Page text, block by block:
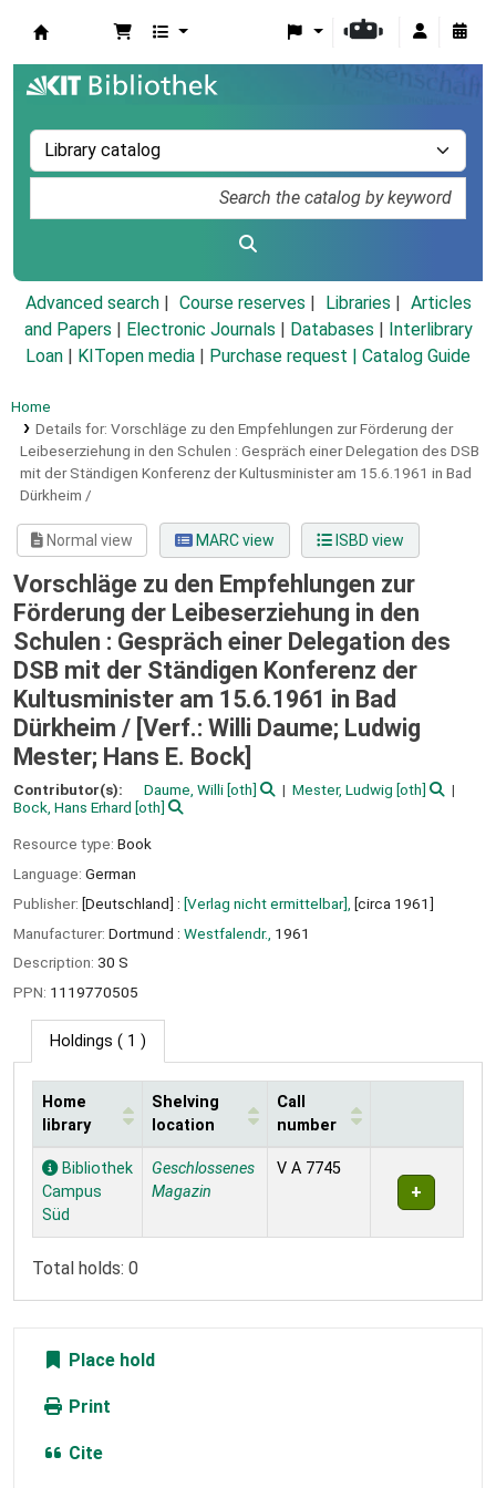
Advanced search Course reserves Libraries
Articles
and Papers
Electronic Journals Databases
Interlibrary
Loan
KITopen media Purchase request | Catalog Guide
Home
Details for: Vorschläge zu den Empfehlungen zur Förderung der
Leibeserziehung in den Schulen : Gespräch einer Delegation des DSB
mit der Ständigen Konferenz der Kultusminister am 15.6.1961 in Bad
Dürkheim /
Normal view MARC view ISBD view
Vorschläge zu den Empfehlungen zur
Förderung der Leibeserziehung in den
Schulen : Gespräch einer Delegation des
DSB mit der Ständigen Konferenz der
Kultusminister am 15.6.1961 in Bad
Dürkheim / [Verf.: Willi Daume; Ludwig
Mester; Hans E. Bock]
Contributor(s): Daume, Willi [oth] Mester, Ludwig [oth]
Bock, Hans Erhard [oth]
Resource type: Book
Language: German
Publisher: [Deutschland] : [Verlag nicht ermittelbar],
[circa 1961]
Manufacturer: Dortmund : Westfalendr., 1961
Description: 30 S
PPN: 1119770505
Holdings ( 1 )
Holdings
Home
library
Shelving
location
Call
number
Bibliothek
Campus
Süd
Geschlossenes
Magazin
V A 7745
Total holds: 0
Place hold
Print
Cite